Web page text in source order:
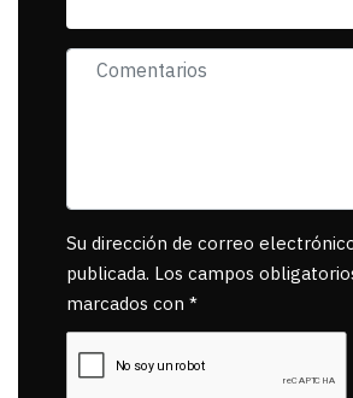
Su dirección de correo
publicada. Los campos
marcados con *